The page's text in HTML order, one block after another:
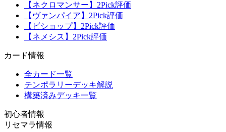
【ネクロマンサー】2Pick評価
【ヴァンパイア】2Pick評価
【ビショップ】2Pick評価
【ネメシス】2Pick評価
カード情報
全カード一覧
テンポラリーデッキ解説
構築済みデッキ一覧
初心者情報
リセマラ情報